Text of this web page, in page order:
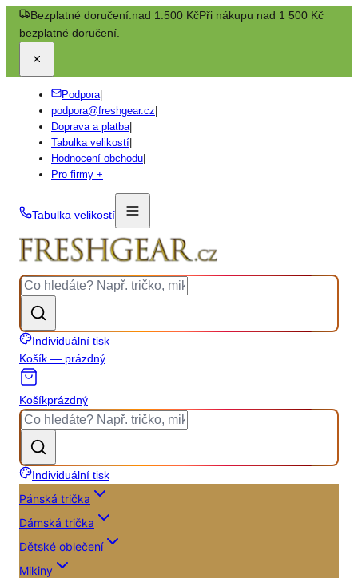
Bezplatné doručení:nad 1.500 KčPři nákupu nad 1 500 Kč
bezplatné doručení.
Podpora|
podpora@freshgear.cz
Doprava a platba|
Tabulka velikostí
Hodnocení obchodu
Pro firmy +
Tabulka velikostí
Individuální tisk
Košík — prázdný
Košíkprázdný
Individuální tisk
Pánská trička
Dámská trička
Dětské oblečení
Mikiny